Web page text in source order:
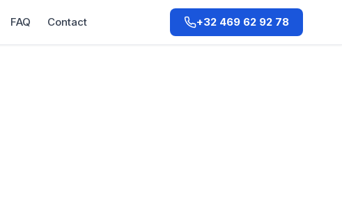
FAQ Contact +32 469 62 92 78